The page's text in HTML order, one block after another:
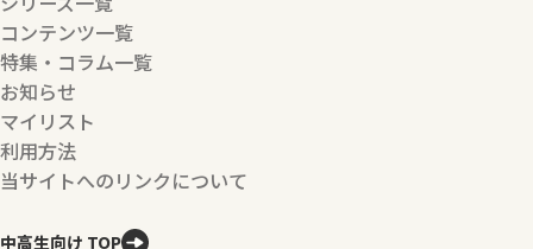
コンテンツ一覧
特集・コラム一覧
お知らせ
マイリスト
利用方法
当サイトへのリンクについて
中高生向け TOP